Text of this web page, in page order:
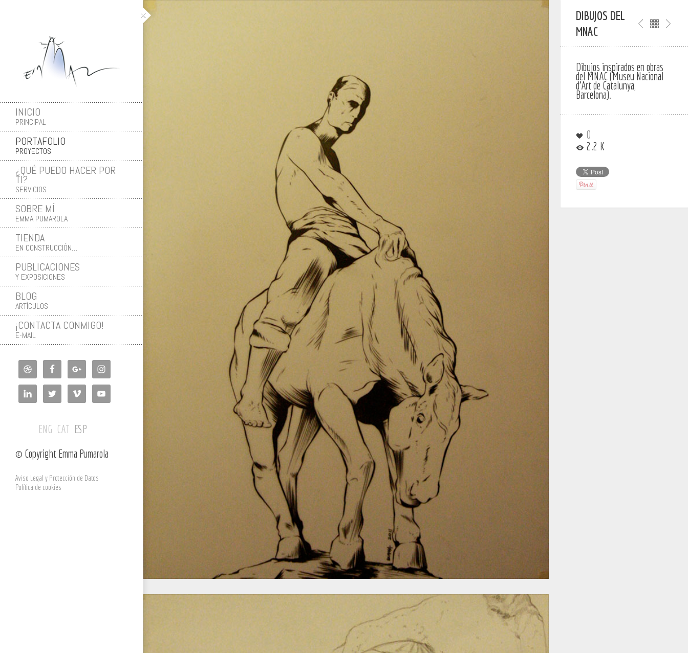
INICIO
PRINCIPAL
PORTAFOLIO
PROYECTOS
¿QUÉ PUEDO HACER POR
TI?
SERVICIOS
SOBRE MÍ
EMMA PUMAROLA
TIENDA
EN CONSTRUCCIÓN…
PUBLICACIONES
Y EXPOSICIONES
BLOG
ARTÍCULOS
¡CONTACTA CONMIGO!
E-MAIL
ENG CAT ESP
© Copyright Emma Pumarola
Aviso Legal y Protección de Datos
Política de cookies
DIBUJOS DEL
MNAC
Dibujos inspirados en obras
del MNAC (Museu Nacional
d’Art de Catalunya,
Barcelona).
0
2.2 K